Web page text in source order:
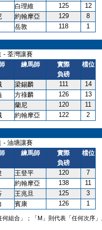
白理維 125
12
約翰摩亞 129
8
岳敦 118 1
- 荃灣讓賽
練馬師
實際
負磅
檔位
梁錫麟 111
14
方祿麟 126
13
蘭尼 120
11
約翰摩亞 122 2
- 油塘讓賽
練馬師
實際
負磅
檔位
王登平 120
7
約翰摩亞 138
11
王兆旦 125
3
賓康 126 1
組合」；「M」則代表「任何次序